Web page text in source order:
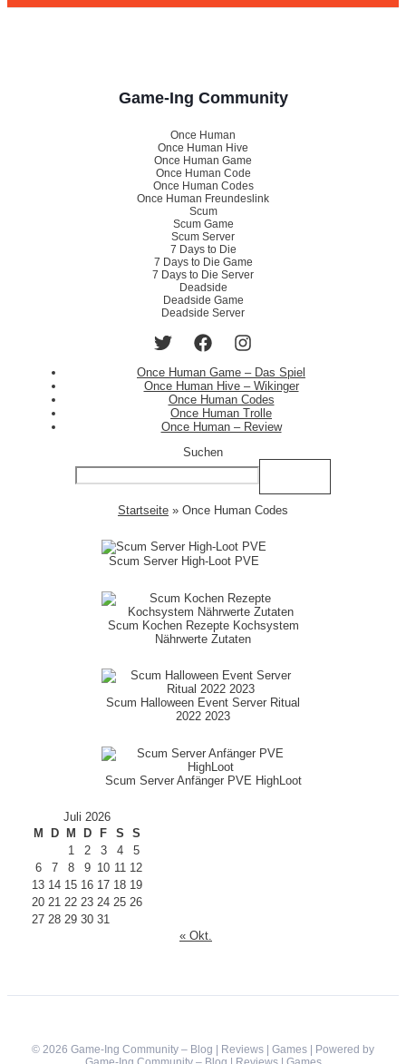
Game-Ing Community
Once Human
Once Human Hive
Once Human Game
Once Human Code
Once Human Codes
Once Human Freundeslink
Scum
Scum Game
Scum Server
7 Days to Die
7 Days to Die Game
7 Days to Die Server
Deadside
Deadside Game
Deadside Server
Once Human Game – Das Spiel
Once Human Hive – Wikinger
Once Human Codes
Once Human Trolle
Once Human – Review
Suchen
Startseite » Once Human Codes
Scum Server High-Loot PVE
Scum Kochen Rezepte Kochsystem
Nährwerte Zutaten
Scum Halloween Event Server Ritual
2022 2023
Scum Server Anfänger PVE HighLoot
Juli 2026
M
D M D F S
S
1
2 3 4
5
6
7 8 9 10 11 12
13 14 15 16 17 18 19
20 21 22 23 24 25 26
27 28 29 30 31
« Okt.
© 2026 Game-Ing Community – Blog | Reviews | Games | Powered by